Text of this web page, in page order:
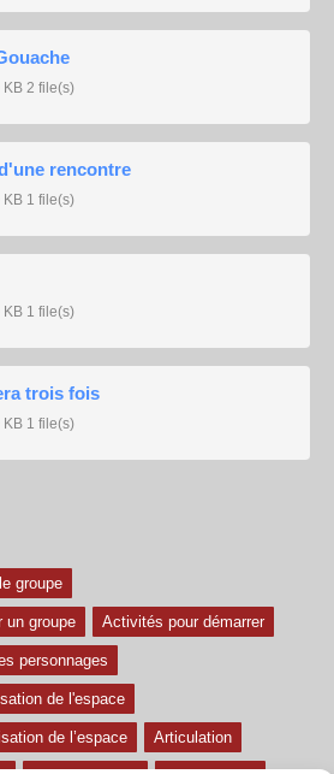
KB 2 file(s)
rencontre
KB 1 file(s)
KB 1 file(s)
trois fois
KB 1 file(s)
groupe
un groupe Activités pour démarrer
personnages
de l'espace
de l’espace Articulation